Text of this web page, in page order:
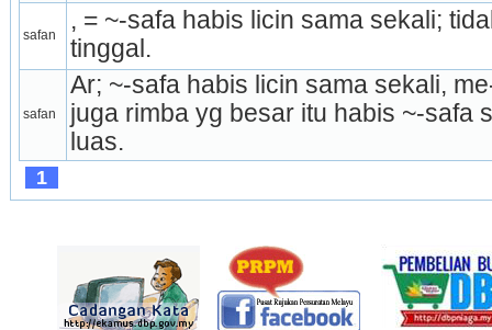
safan
, = ~-safa habis licin sama sekali;
tinggal.
safan
Ar; ~-safa habis licin sama sekali,
juga rimba yg besar itu habis ~-safa
luas.
1